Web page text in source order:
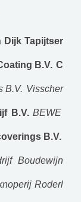
Dijk Tapijtser
B.V. C
B.V. Visscher
B.V. BEWE
B.V.
Boudewijn
Roderl